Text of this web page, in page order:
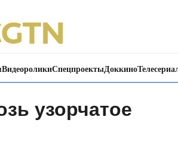
ВидеороликиСпецпроектыДоккино
узорчатое